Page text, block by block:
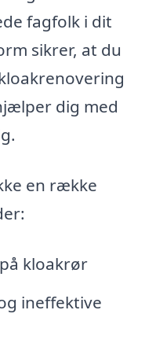
fagfolk i dit
sikrer, at du
dig med
en række
kloakrør
ineffektive